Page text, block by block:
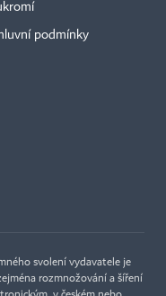
podmínky
svolení vydavatele je
rozmnožování a šíření